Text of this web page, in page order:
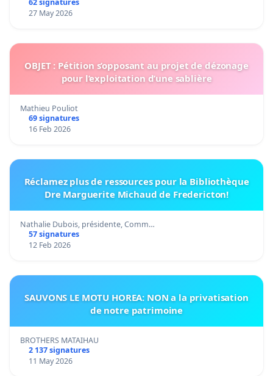
27 May 2026
OBJET : Pétition s’opposant au projet de dézonage
pour l’exploitation d’une sablière
Mathieu Pouliot
69 signatures
16 Feb 2026
Réclamez plus de ressources pour la Bibliothèque
Dre Marguerite Michaud de Fredericton!
Nathalie Dubois, présidente, Comm…
57 signatures
12 Feb 2026
SAUVONS LE MOTU HOREA: NON a la privatisation
de notre patrimoine
BROTHERS MATAIHAU
2 137 signatures
11 May 2026